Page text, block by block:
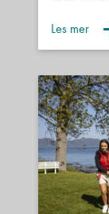
Les mer